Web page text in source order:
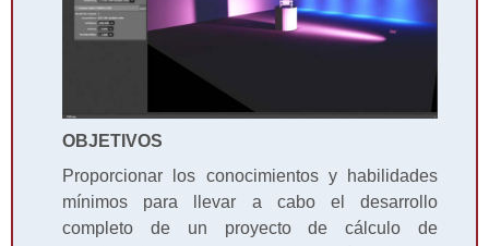
OBJETIVOS
Proporcionar los conocimientos y habilidades
mínimos para llevar a cabo el desarrollo
completo de un proyecto de cálculo de